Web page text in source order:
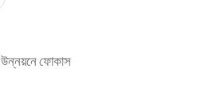
উন্নয়নে ফোকাস